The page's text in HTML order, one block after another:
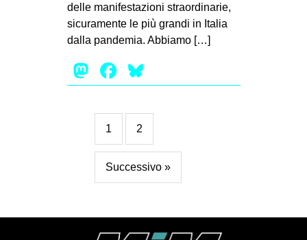
delle manifestazioni straordinarie,
sicuramente le più grandi in Italia
dalla pandemia. Abbiamo […]
Mastodon
Facebook
1 2
Successivo »